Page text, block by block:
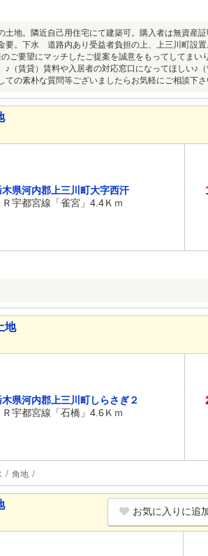
土地。隣近自己用住宅にて建築可。購入者は無資
要。下水 道路内あり受益者負担の上、上三川町設
ご要望にマッチしたご提案を誠意をもってしてま
♪（賃貸）賃料や入居者の対応窓口になってほしい♪
ての素朴な質問等ございましたらお気軽にご相談下さ
木県河内郡上三川町大字西汗
Ｒ宇都宮線「雀宮」4.4Ｋｍ
地
木県河内郡上三川町しらさぎ２
Ｒ宇都宮線「石橋」4.6Ｋｍ
角地
お気に入りに追